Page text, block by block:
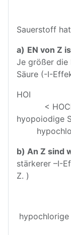
Sauerstoff
a) EN von Z
Je größer die
Säure (-I-
<
b) An Z sind
stärkerer –I-
Z. )